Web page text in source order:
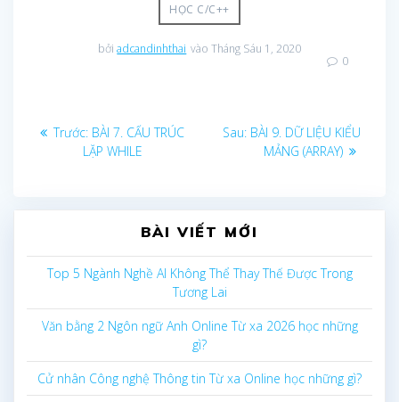
HỌC C/C++
bởiadcandinhthai vào Tháng Sáu 1, 2020
0
Trước: Bài
trước
BÀI 7. CẤU TRÚC
LẶP WHILE
Sau: Bài
sau:
BÀI 9. DỮ LIỆU KIỂU
MẢNG (ARRAY)
BÀI VIẾT MỚI
Top 5 Ngành Nghề AI Không Thể Thay Thế Được Trong
Tương Lai
Văn bằng 2 Ngôn ngữ Anh Online Từ xa 2026 học những
gì?
Cử nhân Công nghệ Thông tin Từ xa Online học những gì?